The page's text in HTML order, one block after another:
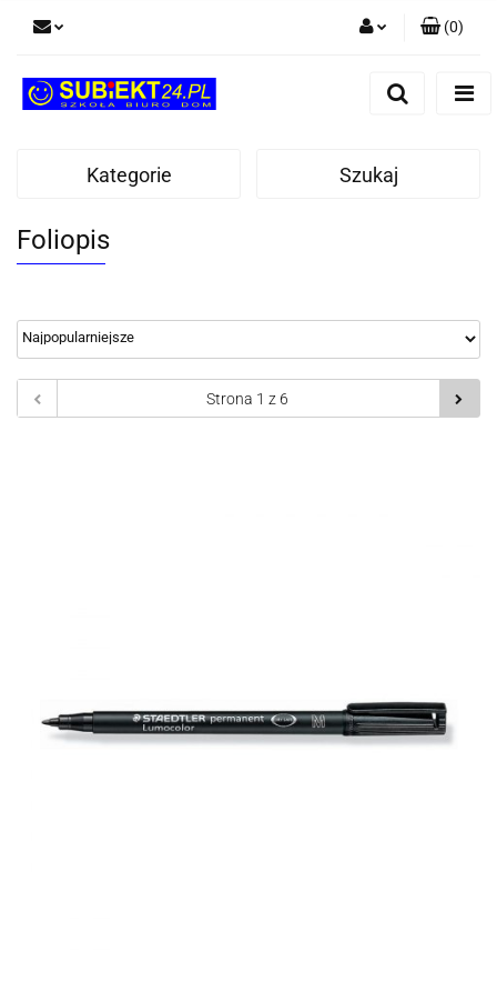
(0)
Kategorie Szukaj
Foliopis